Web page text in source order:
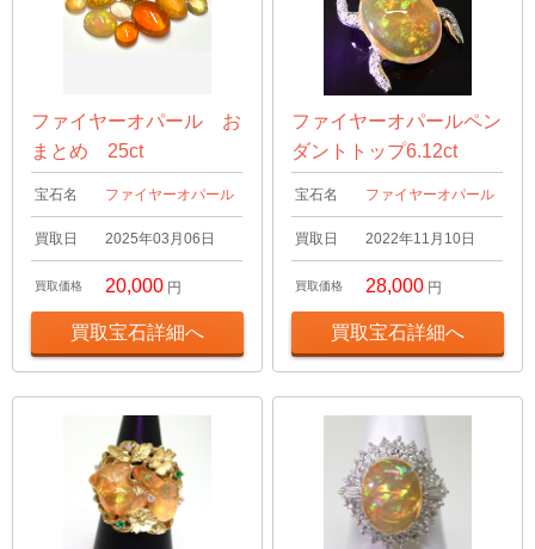
ファイヤーオパール お
まとめ 25ct
宝石名 ファイヤーオパール
買取日 2025年03月06日
買取価格 20,000 円
買取宝石詳細へ
ファイヤーオパールペン
ダントトップ6.12ct
宝石名 ファイヤーオパール
買取日 2022年11月10日
買取価格 28,000 円
買取宝石詳細へ